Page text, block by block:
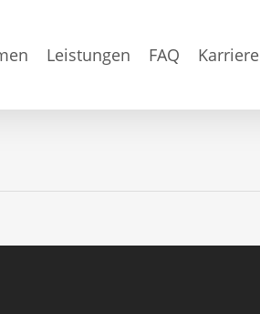
Leistungen FAQ Karriere